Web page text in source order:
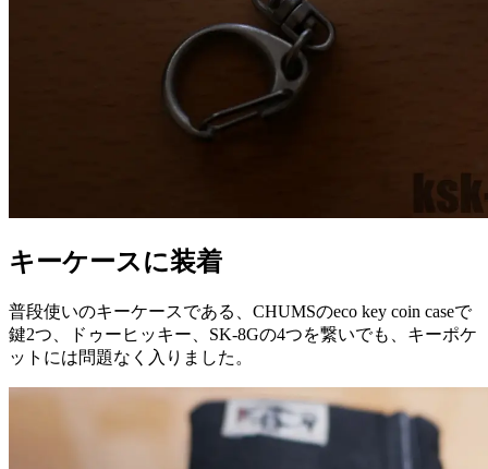
キーケースに装着
普段使いのキーケースである、CHUMSのeco key coin caseで
鍵2つ、ドゥーヒッキー、SK-8Gの4つを繋いでも、キーポケ
ットには問題なく入りました。